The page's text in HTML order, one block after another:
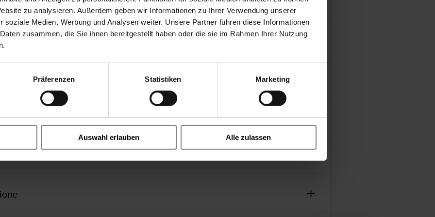
zu analysieren. Außerdem geben wir Informationen zu Ihrer Verwendung unserer
soziale Medien, Werbung und Analysen weiter. Unsere Partner führen diese Informationen
zusammen, die Sie ihnen bereitgestellt haben oder die sie im Rahmen Ihrer Nutzung
Präferenzen Statistiken Marketing
Auswahl erlauben Alle zulassen
- coaxial valve
Istruzioni di montaggio 2/918 - 3/918 Valvola a saracinesca
REACH Dichiarazione
RoHS Dichiarazione
Valve elettrico diretto